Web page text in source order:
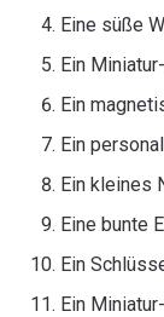
Eine süße
Ein
Ein
Ein
Ein kleines
Eine bunte
Ein
Ein